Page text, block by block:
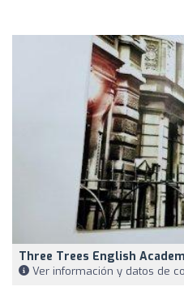
Three Trees English
Ver información y datos de